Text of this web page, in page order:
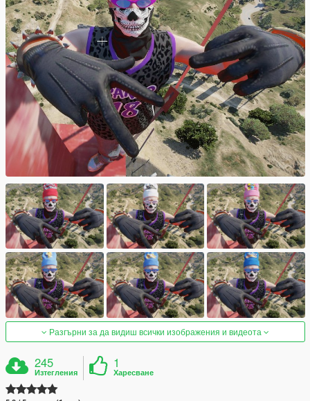
Разгърни за да видиш всички изображения и видеота
245
Изтегления
1
Харесване